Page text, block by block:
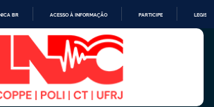
IR
PARA
O
CONTEÚDO
BR ACESSO À INFORMAÇÃO PARTICIPE